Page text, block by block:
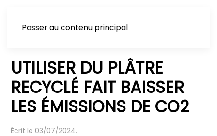
Passer au contenu principal
UTILISER DU PLÂTRE
RECYCLÉ FAIT BAISSER
LES ÉMISSIONS DE CO2
Écrit le 03/07/2024.